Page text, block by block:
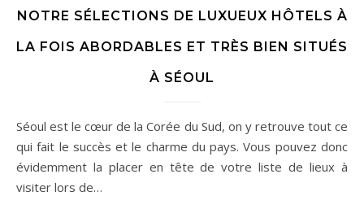
NOTRE SÉLECTIONS DE LUXUEUX HÔTELS À
LA FOIS ABORDABLES ET TRÈS BIEN SITUÉS
À SÉOUL
Séoul est le cœur de la Corée du Sud, on y retrouve tout ce
qui fait le succès et le charme du pays. Vous pouvez donc
évidemment la placer en tête de votre liste de lieux à
visiter lors de…